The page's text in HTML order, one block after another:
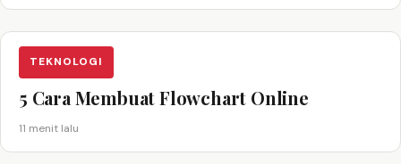
TEKNOLOGI
5 Cara Membuat Flowchart Online
11 menit lalu